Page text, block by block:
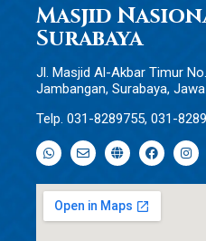
Masjid
Surabaya
Jl. Masjid Al-Akbar Timur
Jambangan, Surabaya,
Telp. 031-8289755, 031-